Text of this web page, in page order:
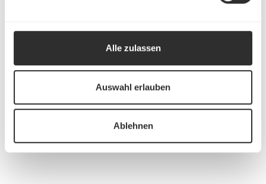
Alle zulassen
Auswahl erlauben
Ablehnen